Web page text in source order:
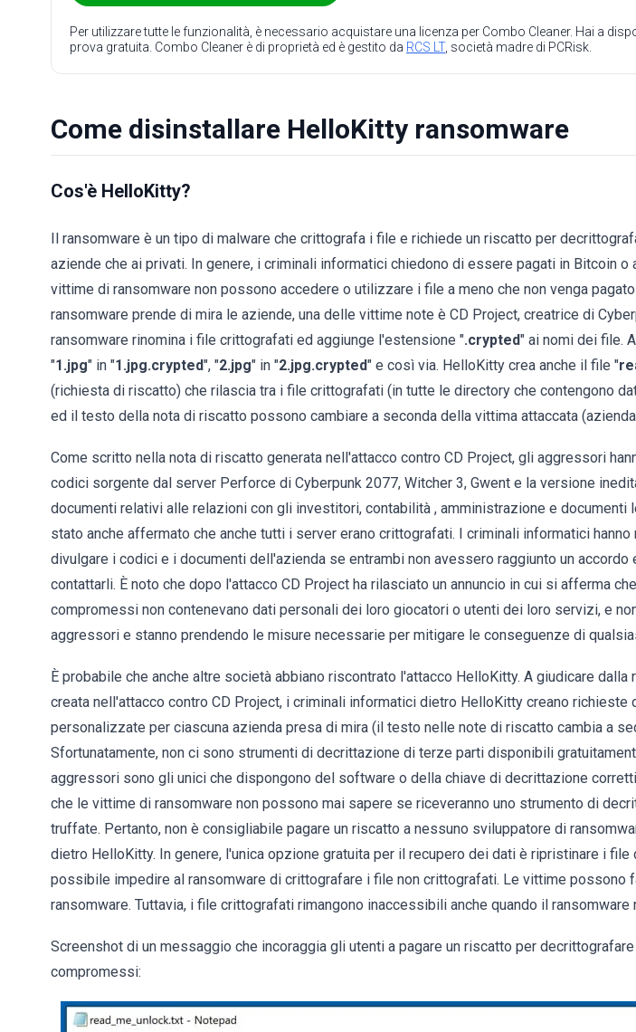
Per utilizzare tutte le funzionalità, è necessario acquistare una licenza per Combo Cleaner. Hai a
prova gratuita. Combo Cleaner è di proprietà ed è gestito da RCS LT, società madre di PCRisk.
Come disinstallare HelloKitty ransomware
Cos'è HelloKitty?
Il ransomware è un tipo di malware che crittografa i file e richiede un riscatto per
aziende che ai privati. In genere, i criminali informatici chiedono di essere pagati in Bitcoin o
vittime di ransomware non possono accedere o utilizzare i file a meno che non venga
ransomware prende di mira le aziende, una delle vittime note è CD Project, creatrice di
ransomware rinomina i file crittografati ed aggiunge l'estensione ".crypted" ai nomi dei file.
"1.jpg" in "1.jpg.crypted", "2.jpg" in "2.jpg.crypted" e così via. HelloKitty crea anche il file "
(richiesta di riscatto) che rilascia tra i file crittografati (in tutte le directory che contengono
ed il testo della nota di riscatto possono cambiare a seconda della vittima attaccata
Come scritto nella nota di riscatto generata nell'attacco contro CD Project, gli aggressori
codici sorgente dal server Perforce di Cyberpunk 2077, Witcher 3, Gwent e la versione
documenti relativi alle relazioni con gli investitori, contabilità , amministrazione e documenti
stato anche affermato che anche tutti i server erano crittografati. I criminali informatici
divulgare i codici e i documenti dell'azienda se entrambi non avessero raggiunto un accordo
contattarli. È noto che dopo l'attacco CD Project ha rilasciato un annuncio in cui si afferma
compromessi non contenevano dati personali dei loro giocatori o utenti dei loro servizi, e
aggressori e stanno prendendo le misure necessarie per mitigare le conseguenze di
È probabile che anche altre società abbiano riscontrato l'attacco HelloKitty. A giudicare dalla
creata nell'attacco contro CD Project, i criminali informatici dietro HelloKitty creano richieste
personalizzate per ciascuna azienda presa di mira (il testo nelle note di riscatto cambia a
Sfortunatamente, non ci sono strumenti di decrittazione di terze parti disponibili
aggressori sono gli unici che dispongono del software o della chiave di decrittazione
che le vittime di ransomware non possono mai sapere se riceveranno uno strumento di
truffate. Pertanto, non è consigliabile pagare un riscatto a nessuno sviluppatore di
dietro HelloKitty. In genere, l'unica opzione gratuita per il recupero dei dati è ripristinare i file
possibile impedire al ransomware di crittografare i file non crittografati. Le vittime possono
ransomware. Tuttavia, i file crittografati rimangono inaccessibili anche quando il ransomware
Screenshot di un messaggio che incoraggia gli utenti a pagare un riscatto per
compromessi: